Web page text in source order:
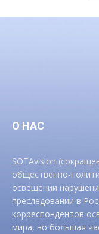
О НАС
SOTAvision
общественно-
освещении
преследовании в
корреспондентов
мира, но большая